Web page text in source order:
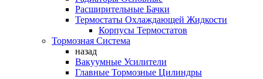
Расширительные Бачки
Термостаты Охлаждающей Жидкости
Корпусы Термостатов
Тормозная Система
назад
Вакуумные Усилители
Главные Тормозные Цилиндры